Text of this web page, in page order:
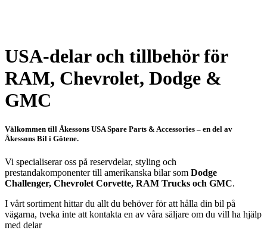
USA-delar och tillbehör för
RAM, Chevrolet, Dodge &
GMC
Välkommen till Åkessons USA Spare Parts & Accessories – en del av
Åkessons Bil i Götene.
Vi specialiserar oss på reservdelar, styling och
prestandakomponenter till amerikanska bilar som Dodge
Challenger, Chevrolet Corvette, RAM Trucks och GMC.
I vårt sortiment hittar du allt du behöver för att hålla din bil på
vägarna, tveka inte att kontakta en av våra säljare om du vill ha hjälp
med delar